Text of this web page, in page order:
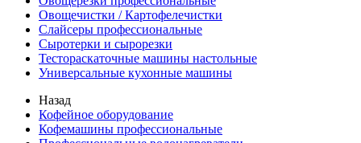
Овощечистки / Картофелечистки
Слайсеры профессиональные
Сыротерки и сырорезки
Тестораскаточные машины настольные
Универсальные кухонные машины
Назад
Кофейное оборудование
Кофемашины профессиональные